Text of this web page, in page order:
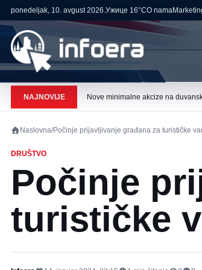
ponedeljak, 10. avgust 2026.Ужице 16°CO nama
NAJNOVIJE Nove minimalne akcize na
Naslovna/Počinje prijavljivanje građana za turističke
DRUŠTVO
Počinje
turističke